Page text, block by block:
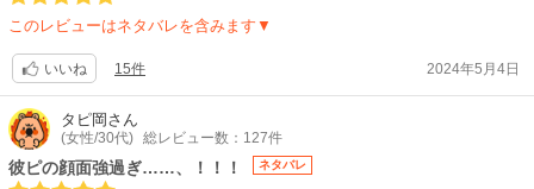
このレビューはネタバレを含みます▼
いいね 15件 2024年5月4日
タピ岡 さん
(女性/30代) 総レビュー数：127件
彼ピの顔面強過ぎ……、！！！ ネタバレ